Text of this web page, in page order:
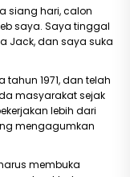
siang hari, calon
saya. Saya tinggal
Jack, dan saya suka
tahun 1971, dan telah
masyarakat sejak
lebih dari
mengagumkan
membuka